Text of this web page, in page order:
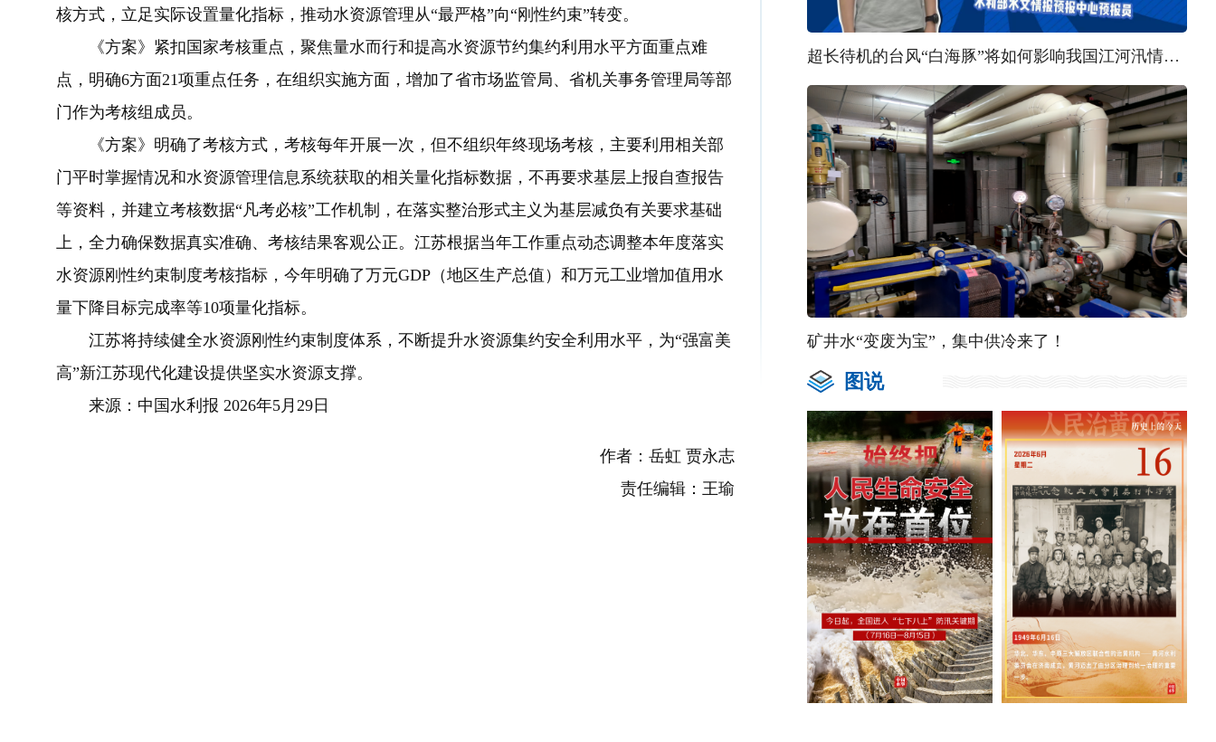
核方式，立足实际设置量化指标，推动水资源管理从“最严格”向“刚性约束”转变。
《方案》紧扣国家考核重点，聚焦量水而行和提高水资源节约集约利用水平方面重点难
点，明确6方面21项重点任务，在组织实施方面，增加了省市场监管局、省机关事务管理局等部
门作为考核组成员。
《方案》明确了考核方式，考核每年开展一次，但不组织年终现场考核，主要利用相关部
门平时掌握情况和水资源管理信息系统获取的相关量化指标数据，不再要求基层上报自查报告
等资料，并建立考核数据“凡考必核”工作机制，在落实整治形式主义为基层减负有关要求基础
上，全力确保数据真实准确、考核结果客观公正。江苏根据当年工作重点动态调整本年度落实
水资源刚性约束制度考核指标，今年明确了万元GDP（地区生产总值）和万元工业增加值用水
量下降目标完成率等10项量化指标。
江苏将持续健全水资源刚性约束制度体系，不断提升水资源集约安全利用水平，为“强富美
高”新江苏现代化建设提供坚实水资源支撑。
来源：中国水利报 2026年5月29日
作者：岳虹 贾永志
责任编辑：王瑜
超长待机的台风“白海豚”将如何影响我国江河汛情？ | 汛问水雨情
矿井水“变废为宝”，集中供冷来了！
图说